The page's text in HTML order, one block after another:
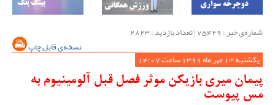
شماره‌ی خبر : ‌75429 | تعداد بازدید : 2823
نسخه‌ی قابل چاپ
یکشنبه 13 مهر ماه 1399 ساعت 14:07
پیمان میری بازیکن موثر فصل قبل آلومینیوم به
مس پیوست